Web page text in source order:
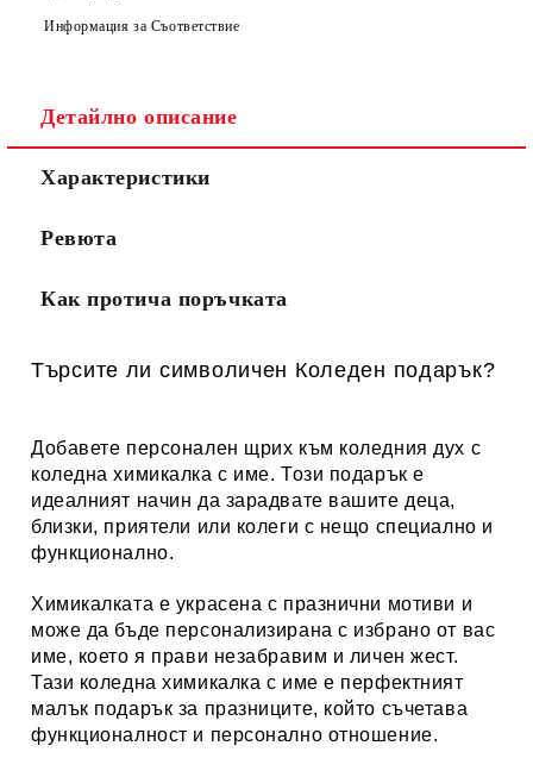
Информация за Съответствие
Детайлно описание
Характеристики
Ревюта
Как протича поръчката
Търсите ли символичен Коледен подарък?
Добавете персонален щрих към коледния дух с
коледна химикалка с име. Този подарък е
идеалният начин да зарадвате вашите деца,
близки, приятели или колеги с нещо специално и
функционално.
Химикалката е украсена с празнични мотиви и
може да бъде персонализирана с избрано от вас
име, което я прави незабравим и личен жест.
Тази коледна химикалка с име е перфектният
малък подарък за празниците, който съчетава
функционалност и персонално отношение.